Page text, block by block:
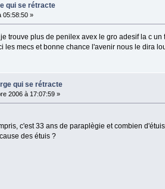
qui se rétracte
05:58:50 »
trouve plus de penilex avex le gro adesif la c
les mecs et bonne chance l'avenir nous le dira
qui se rétracte
2006 à 17:07:59 »
c'est 33 ans de paraplègie et combien
des étuis ?